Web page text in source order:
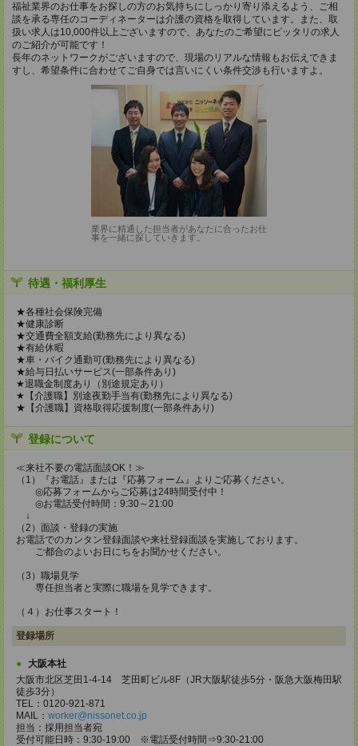
福祉業界のお仕事をお探しの方のお気持ちにしっかり寄り添えるよう、ご相
談を承る専任のコーディネーターは介護の資格を取得しています。また、取
扱い求人は10,000件以上ございますので、あなたのご希望にピッタリの求人
のご紹介が可能です！
長年のネットワークがございますので、現場のリアルな情報もお伝えできま
すし、希望条件に合わせてご自身では言いにくい条件交渉も行いますよ。
業界に精通した担当者があなたに合ったお仕
事を一緒に探していきます。
待遇・福利厚生
★各種社会保険完備
★健康診断
★交通費全額支給(勤務先により異なる)
★有給休暇
★車・バイク通勤可(勤務先により異なる)
★給与日払いサービス(一部条件あり)
★退職金制度あり（別途規定あり）
★【介護職】別途夜勤手当有(勤務先により異なる)
★【介護職】資格取得応援制度(一部条件あり)
登録について
≪来社不要の電話面談OK！≫
（1）『お電話』または『応募フォーム』よりご応募ください。
◎応募フォームからご応募は24時間受付中！
◎お電話受付時間：9:30～21:00
↓
（2）面談・登録の実施
お電話でのカンタン登録面談や来社登録面談を実施しております。
ご都合のよいお日にちをお聞かせください。
（3）職場見学
専任担当者と実際に職場を見学できます。
（４）お仕事スタート！
登録場所
大阪本社
大阪市北区芝田1-4-14 芝田町ビル8F（JR大阪駅徒歩5分・阪急大阪梅田駅
徒歩3分）
TEL：0120-921-871
MAIL： worker@nissonet.co.jp
担当：採用担当者宛
受付可能日時：9:30-19:00 ※電話受付時間⇒9:30-21:00